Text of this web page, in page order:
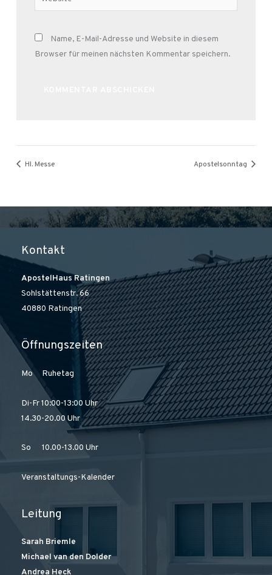
Name, E-Mail-Adresse und Website in diesem
Browser für meinen nächsten Kommentar speichern.
Hl. Messe Apostelsonntag
Kontakt
ApostelHaus Ratingen
Sohlstättenstr. 66
40880 Ratingen
Öffnungszeiten
Mo Ruhetag
Di-Fr 10:00-13:00 Uhr
14.30-20.00 Uhr
So 10.00-13.00 Uhr
Veranstaltungs-Kalender
Leitung
Sarah Briemle
Michael van den Dolder
Andrea Heck